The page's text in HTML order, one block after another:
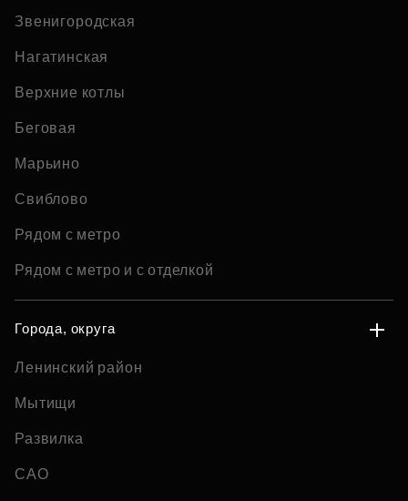
Звенигородская
Нагатинская
Верхние котлы
Беговая
Марьино
Свиблово
Рядом с метро
Рядом с метро и с отделкой
Города, округа
Ленинский район
Мытищи
Развилка
САО